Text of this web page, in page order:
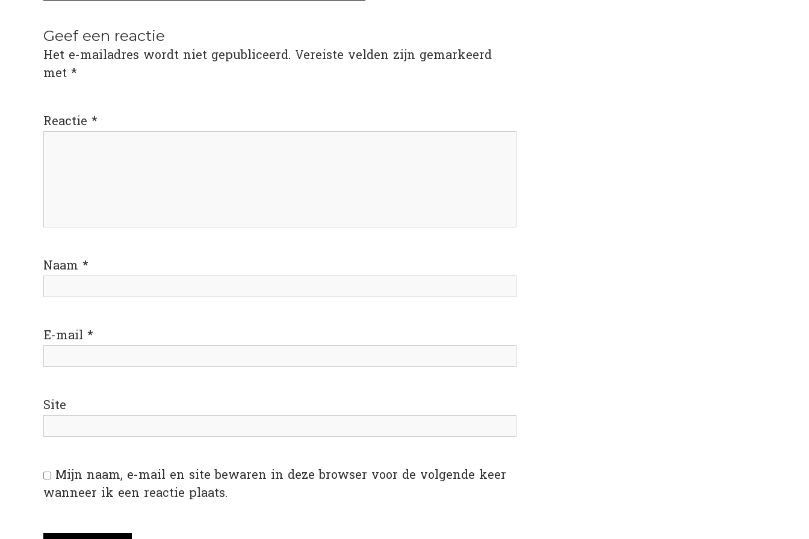
Geef een reactie
Het e-mailadres wordt niet gepubliceerd. Vereiste velden zijn gemarkeerd
met *
Reactie *
Naam *
E-mail *
Site
Mijn naam, e-mail en site bewaren in deze browser voor de volgende keer
wanneer ik een reactie plaats.